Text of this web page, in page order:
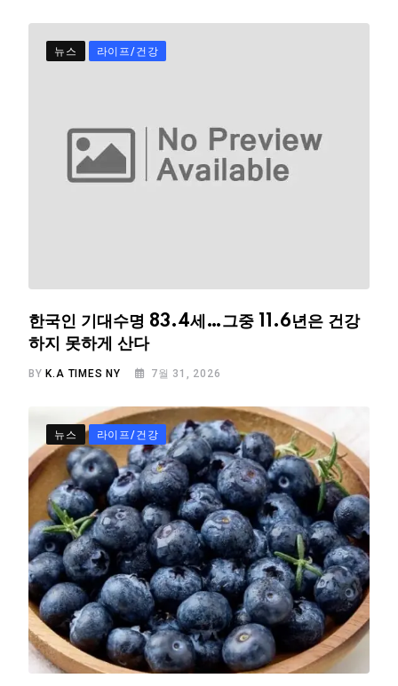
뉴스 라이프/건강
한국인 기대수명 83.4세…그중 11.6년은 건강
하지 못하게 산다
BY K.A TIMES NY 7월 31, 2026
뉴스 라이프/건강